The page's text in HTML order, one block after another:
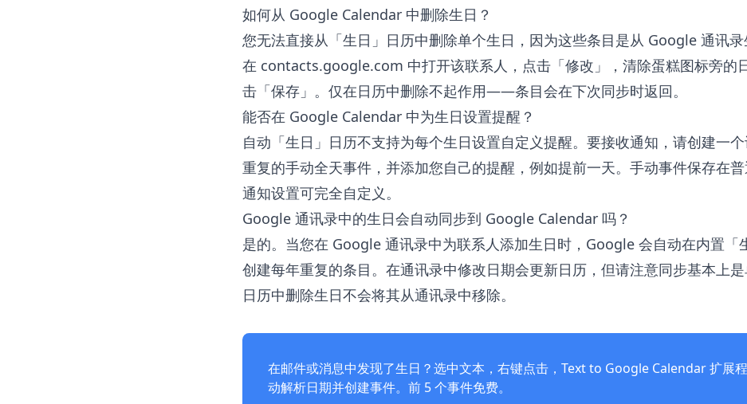
如何从 Google Calendar 中删除生日？
您无法直接从「生日」日历中删除单个生日，因为这些条目是从 Google 通讯
在 contacts.google.com 中打开该联系人，点击「修改」，清除蛋糕图标旁的
击「保存」。仅在日历中删除不起作用——条目会在下次同步时返回。
能否在 Google Calendar 中为生日设置提醒？
自动「生日」日历不支持为每个生日设置自定义提醒。要接收通知，请创建一
重复的手动全天事件，并添加您自己的提醒，例如提前一天。手动事件保存在普
通知设置可完全自定义。
Google 通讯录中的生日会自动同步到 Google Calendar 吗？
是的。当您在 Google 通讯录中为联系人添加生日时，Google 会自动在内置「
创建每年重复的条目。在通讯录中修改日期会更新日历，但请注意同步基本上
日历中删除生日不会将其从通讯录中移除。
在邮件或消息中发现了生日？选中文本，右键点击， Text to Google Calendar 扩展
动解析日期并创建事件。前 5 个事件免费。